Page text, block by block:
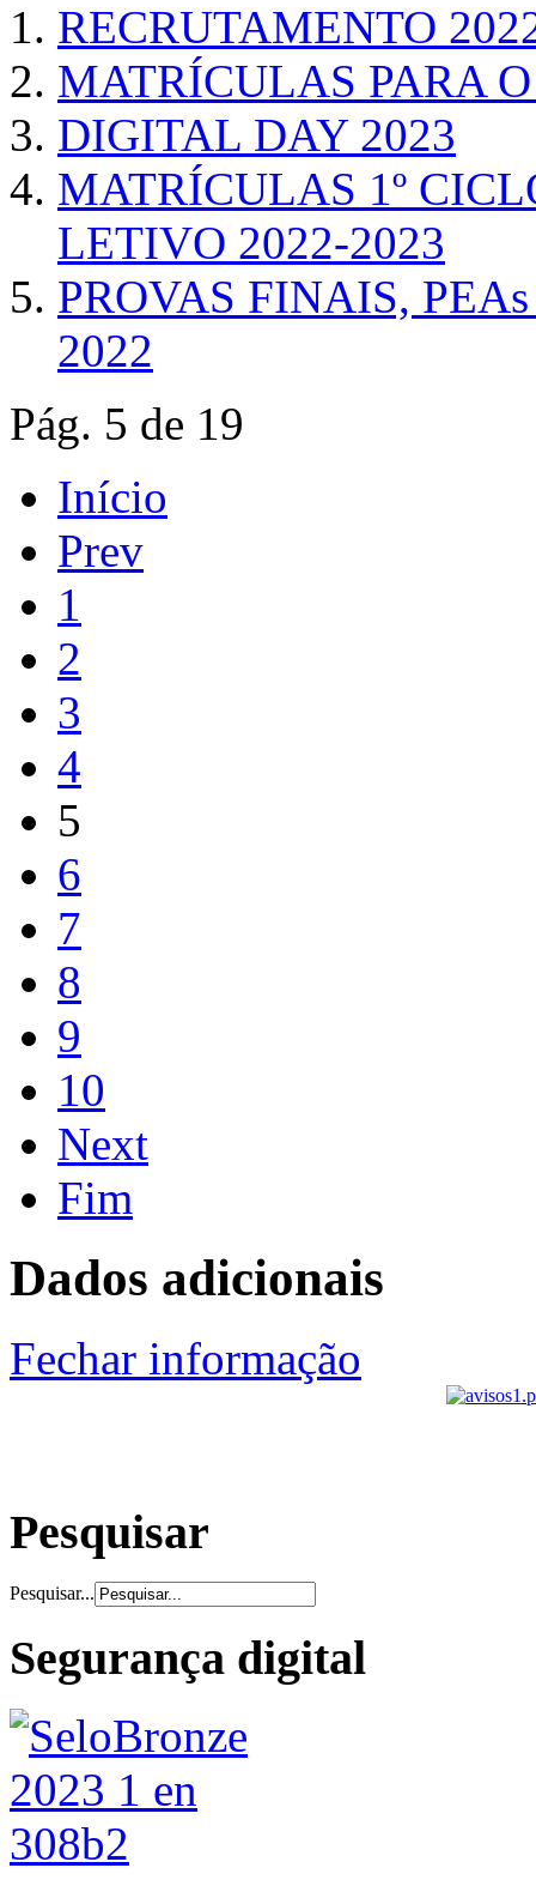
RECRUTAMENTO
MATRÍCULAS PARA
DIGITAL DAY 2023
MATRÍCULAS 1º
LETIVO 2022-2023
PROVAS FINAIS,
2022
Pág. 5 de 19
Início
Prev
1
2
3
4
5
6
7
8
9
10
Next
Fim
Dados adicionais
Fechar informação
Pesquisar
Pesquisar...
Segurança digital